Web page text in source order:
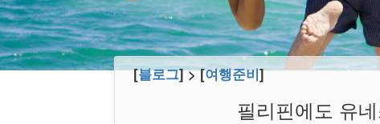
[블로그] > [여행준비]
필리핀에도 유